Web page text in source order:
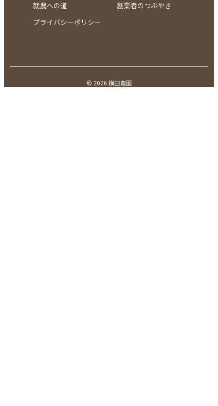
就農への道
創業者のつぶやき
プライバシーポリシー
© 2026 横田農園